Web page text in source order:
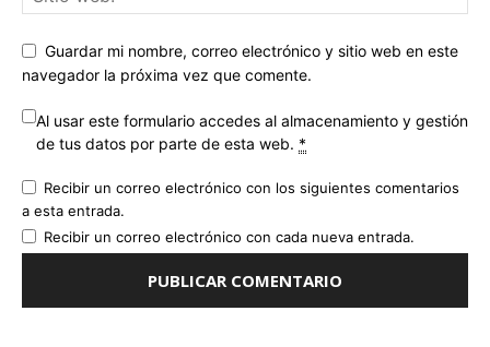
Guardar mi nombre, correo electrónico y sitio web en este
navegador la próxima vez que comente.
Al usar este formulario accedes al almacenamiento y gestión
de tus datos por parte de esta web. *
Recibir un correo electrónico con los siguientes comentarios
a esta entrada.
Recibir un correo electrónico con cada nueva entrada.